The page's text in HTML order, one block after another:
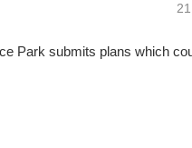
Park submits plans which